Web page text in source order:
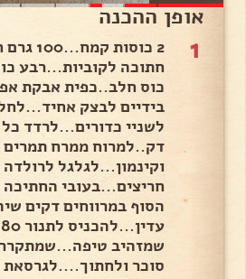
אופן ההכנה
1
2 כוסות
חתוכה לקוביות...רבע
כוס חלב..כפית אבקת
בידיים לבצק
לשניי כדורים...לרדד
דק..למרוח ממרח תמרים
וקינמון...לגלגל
חריצים...בעובי
הסוף במרווחים דקים
שמזהיב
סוכר ולחתוך....לגרסאת